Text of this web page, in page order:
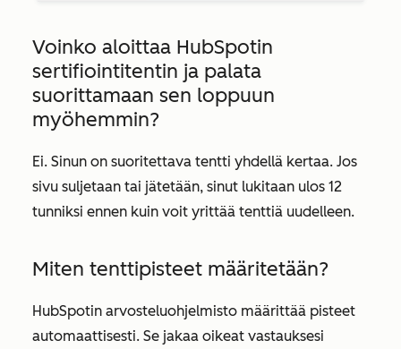
Voinko aloittaa HubSpotin
sertifiointitentin ja palata
suorittamaan sen loppuun
myöhemmin?
Ei. Sinun on suoritettava tentti yhdellä kertaa. Jos
sivu suljetaan tai jätetään, sinut lukitaan ulos 12
tunniksi ennen kuin voit yrittää tenttiä uudelleen.
Miten tenttipisteet määritetään?
HubSpotin arvosteluohjelmisto määrittää pisteet
automaattisesti. Se jakaa oikeat vastauksesi